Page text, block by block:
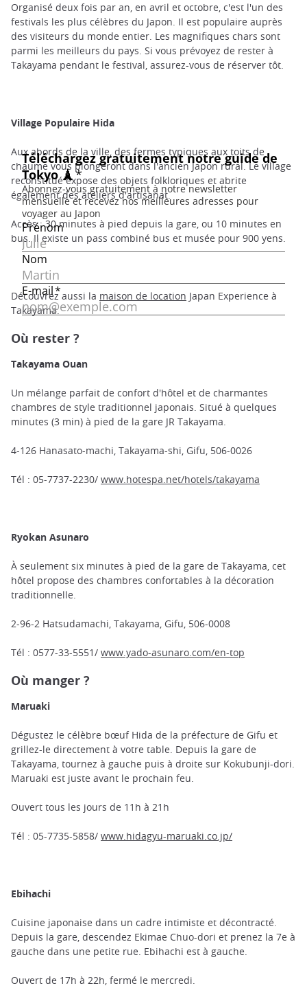
Organisé deux fois par an, en avril et octobre, c'est l'un des
festivals les plus célèbres du Japon. Il est populaire auprès
des visiteurs du monde entier. Les magnifiques chars sont
parmi les meilleurs du pays. Si vous prévoyez de rester à
Takayama pendant le festival, assurez-vous de réserver tôt.
Village Populaire Hida
Aux abords de la ville, des fermes typiques aux toits de
chaume vous plongeront dans l'ancien Japon rural. Le village
reconstitué expose des objets folkloriques et abrite
également des ateliers d'artisanat.
Accès : 30 minutes à pied depuis la gare, ou 10 minutes en
bus. Il existe un pass combiné bus et musée pour 900 yens.
Découvrez aussi la maison de location Japan Experience à
Takayama.
Où rester ?
Takayama Ouan
Un mélange parfait de confort d'hôtel et de charmantes
chambres de style traditionnel japonais. Situé à quelques
minutes (3 min) à pied de la gare JR Takayama.
4-126 Hanasato-machi, Takayama-shi, Gifu, 506-0026
Tél : 05-7737-2230/ www.hotespa.net/hotels/takayama
Ryokan Asunaro
À seulement six minutes à pied de la gare de Takayama, cet
hôtel propose des chambres confortables à la décoration
traditionnelle.
2-96-2 Hatsudamachi, Takayama, Gifu, 506-0008
Tél : 0577-33-5551/ www.yado-asunaro.com/en-top
Où manger ?
Maruaki
Dégustez le célèbre bœuf Hida de la préfecture de Gifu et
grillez-le directement à votre table. Depuis la gare de
Takayama, tournez à gauche puis à droite sur Kokubunji-dori.
Maruaki est juste avant le prochain feu.
Ouvert tous les jours de 11h à 21h
Tél : 05-7735-5858/ www.hidagyu-maruaki.co.jp/
Ebihachi
Cuisine japonaise dans un cadre intimiste et décontracté.
Depuis la gare, descendez Ekimae Chuo-dori et prenez la 7e à
gauche dans une petite rue. Ebihachi est à gauche.
Ouvert de 17h à 22h, fermé le mercredi.